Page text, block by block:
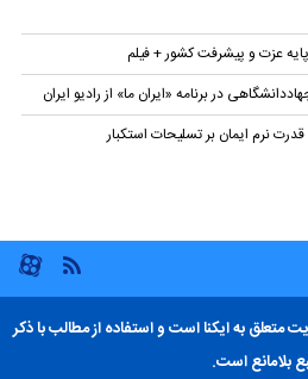
عزت و پیشرفت کشور + فیلم
در برنامه «ایران ما» از رادیو ایران
نرم ایمان بر تسلیحات استکبار
به ایکنا است و استفاده از مطالب با ذکر
بلامانع است.